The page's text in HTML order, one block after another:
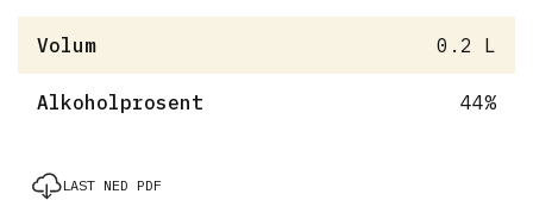
Volum 0.2 L
Alkoholprosent 44%
LAST NED PDF